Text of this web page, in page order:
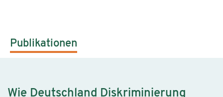
Publikationen
Wie Deutschland Diskriminierung